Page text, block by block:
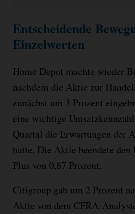
Entscheidende
Einzelwerten
Home Depot machte wieder
nachdem die Aktie zur
zunächst um 3 Prozent
eine wichtige
Quartal die Erwartungen der
hatte. Die Aktie beendete
Plus von 0,87 Prozent.
Citigroup gab um 2 Prozent
Aktie von dem CFRA-